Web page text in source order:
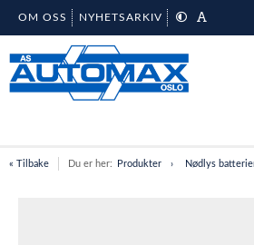
OM OSS NYHETSARKIV
« Tilbake Du er her: Produkter Nødlys